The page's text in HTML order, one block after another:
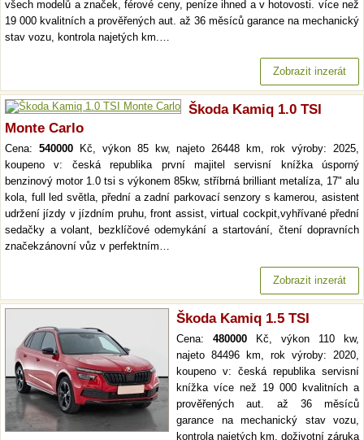
všech modelů a značek, férové ceny, peníze ihned a v hotovosti. více než
19 000 kvalitních a prověřených aut. až 36 měsíců garance na mechanický
stav vozu, kontrola najetých km.…
Zobrazit inzerát
Škoda Kamiq 1.0 TSI
Monte Carlo
Cena: 540000Kč, výkon 85 kw, najeto 26448 km, rok výroby: 2025,
koupeno v: česká republika první majitel servisní knížka úsporný
benzinový motor 1.0 tsi s výkonem 85kw, stříbrná brilliant metalíza, 17" alu
kola, full led světla, přední a zadní parkovací senzory s kamerou, asistent
udržení jízdy v jízdním pruhu, front assist, virtual cockpit,vyhřívané přední
sedačky a volant, bezklíčové odemykání a startování, čtení dopravních
značekzánovní vůz v perfektním…
Zobrazit inzerát
Škoda Kamiq 1.5 TSI
Cena: 480000 Kč, výkon 110 kw,
najeto 84496 km, rok výroby: 2020,
koupeno v: česká republika servisní
knížka více než 19 000 kvalitních a
prověřených aut. až 36 měsíců
garance na mechanický stav vozu,
kontrola najetých km. doživotní záruka